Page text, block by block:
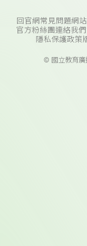
回官網常見問題網
官方粉絲團連絡我們
隱私保護政策
© 國立教育廣